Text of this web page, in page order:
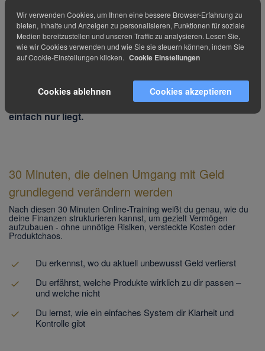
Damit du deine finanziellen Ziele wirklich erreichst,
brauchst du keine komplizierten Produkte – sondern Klarheit.
Diese 7 Sofort-Tipps zeigen dir, wie duheimliche Geldverluste
vermeidest,
deine bestehenden Produkte prüfst und endlich den Fokus auf
das legst,
Diese Checkliste ist dein täglicher Begleiter,
einfach nur liegt.
30 Minuten, die deinen Umgang mit Geld
grundlegend verändern werden
Nach diesen 30 Minuten Online-Training weißt du genau, wie du
deine Finanzen strukturieren kannst, um gezielt Vermögen
aufzubauen - ohne unnötige Risiken, versteckte Kosten oder
Produktchaos.
Du erkennst, wo du aktuell unbewusst Geld verlierst
Du erfährst, welche Produkte wirklich zu dir passen –
und welche nicht
Du lernst, wie ein einfaches System dir Klarheit und
Kontrolle gibt
Wir verwenden Cookies, um Ihnen eine bessere Browser-Erfahrung zu
bieten, Inhalte und Anzeigen zu personalisieren, Funktionen für soziale
Medien bereitzustellen und unseren Traffic zu analysieren. Lesen Sie,
wie wir Cookies verwenden und wie Sie sie steuern können, indem Sie
auf Cookie-Einstellungen klicken. Cookie Einstellungen
Cookies ablehnen Cookies akzeptieren